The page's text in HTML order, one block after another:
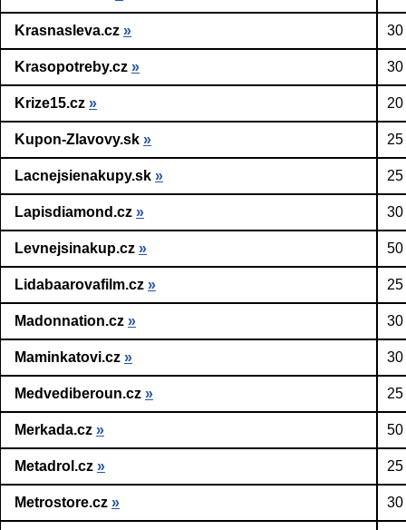
Krasnasleva.cz » 30
Krasopotreby.cz » 30
Krize15.cz »
Kupon-Zlavovy.sk »
Lacnejsienakupy.sk »
Lapisdiamond.cz » 30
Levnejsinakup.cz » 50
Lidabaarovafilm.cz »
Madonnation.cz » 30
Maminkatovi.cz » 30
Medvediberoun.cz »
Merkada.cz » 50
Metadrol.cz »
Metrostore.cz » 30